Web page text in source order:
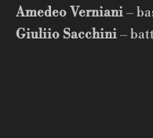
Amedeo Verniani–
Giuliio Sacchini–